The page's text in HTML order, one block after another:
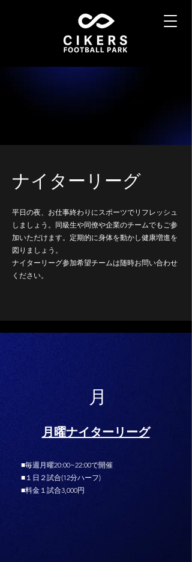
ナイターリーグ
平日の夜、お仕事終わりにスポーツでリフレッシュ
しましょう。同級生や同僚や企業のチームでもご参
加いただけます。定期的に身体を動かし健康増進を
図りましょう。
​ナイターリーグ参加希望チームは随時お問い合わせ
ください。
月
月曜ナイターリーグ
■毎週月曜20:00~22:00で開催
■１日２試合(12分ハーフ)
■料金１試合3,000円